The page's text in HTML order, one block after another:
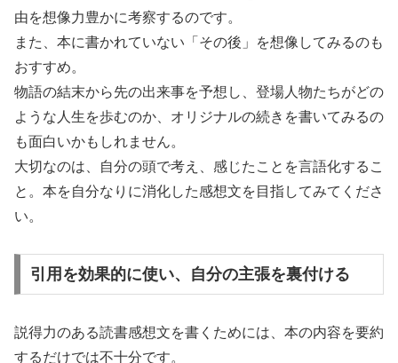
由を想像力豊かに考察するのです。
また、本に書かれていない「その後」を想像してみるのも
おすすめ。
物語の結末から先の出来事を予想し、登場人物たちがどの
ような人生を歩むのか、オリジナルの続きを書いてみるの
も面白いかもしれません。
大切なのは、自分の頭で考え、感じたことを言語化するこ
と。本を自分なりに消化した感想文を目指してみてくださ
い。
引用を効果的に使い、自分の主張を裏付ける
説得力のある読書感想文を書くためには、本の内容を要約
するだけでは不十分です。